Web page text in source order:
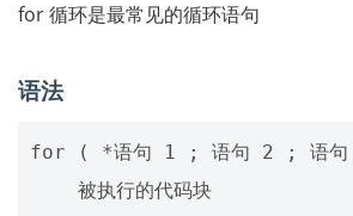
for 循环是最常见的循环语句
语法
for ( *语句 1 ; 语句 2 ; 语